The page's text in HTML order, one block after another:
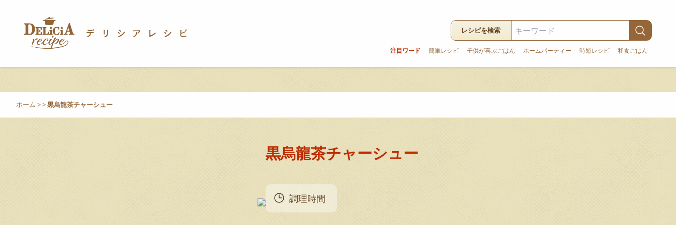
レシピを検索
注目ワード 簡単レシピ 子供が喜ぶごはん ホームパーティー 時短レシピ 和食ごはん
ホーム >>黒烏龍茶チャーシュー
黒烏龍茶チャーシュー
調理時間